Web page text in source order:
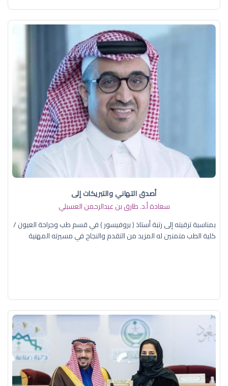
أصدق التهاني والتبريكات إلى
سعادة أ.د. ​طارق بن عبدالرحمن العسبلي
بمناسبة ترقيته إلى رتبة أستاذ ( بروفيسور ) في قسم طب وجراحة العيون /
كلية الطب متمنين له المزيد من التقدم والنجاح في مسيرته المهنية